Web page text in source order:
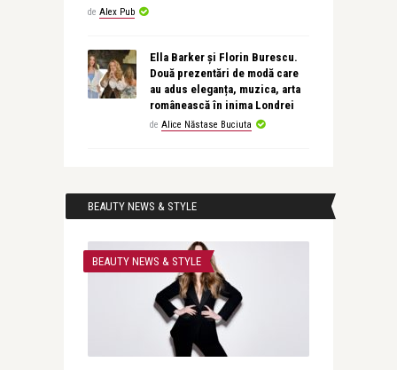
de Alex Pub
Ella Barker și Florin Burescu.
Două prezentări de modă care
au adus eleganța, muzica, arta
românească în inima Londrei
de Alice Năstase Buciuta
BEAUTY NEWS & STYLE
BEAUTY NEWS & STYLE